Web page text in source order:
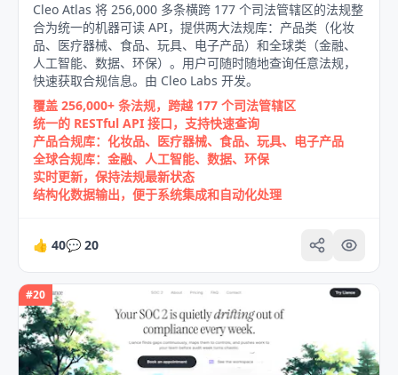
Cleo Atlas 将 256,000 多条横跨 177 个司法管辖区的法规整
合为统一的机器可读 API，提供两大法规库：产品类（化妆
品、医疗器械、食品、玩具、电子产品）和全球类（金融、
人工智能、数据、环保）。用户可随时随地查询任意法规，
快速获取合规信息。由 Cleo Labs 开发。
覆盖 256,000+ 条法规，跨越 177 个司法管辖区
统一的 RESTful API 接口，支持快速查询
产品合规库：化妆品、医疗器械、食品、玩具、电子产品
全球合规库：金融、人工智能、数据、环保
实时更新，保持法规最新状态
结构化数据输出，便于系统集成和自动化处理
👍 40💬 20
#20